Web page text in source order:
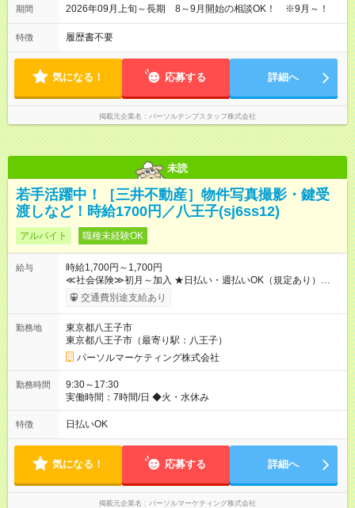
期間 2026年09月上旬～長期 8～9月開始の相談OK！ ※9月～！
特徴 履歴書不要
気になる！ 応募する 詳細へ
掲載元企業名 パーソルテンプスタッフ株式会社
未読
若手活躍中！［三井不動産］物件写真撮影・鍵受
渡しなど！時給1700円／八王子(sj6ss12)
アルバイト 職種未経験OK
給与
時給1,700円～1,700円
≪社会保険≫初月～加入 ★日払い・週払いOK（規定あり）
【試用期間】試用期間なし
交通費別途支給あり
勤務地
東京都八王子市
東京都八王子市（最寄り駅：八王子）
パーソルマーケティング株式会社
勤務時間
9:30～17:30
実働時間：7時間/日 ◆火・水休み
特徴 日払いOK
気になる！ 応募する 詳細へ
掲載元企業名 パーソルマーケティング株式会社